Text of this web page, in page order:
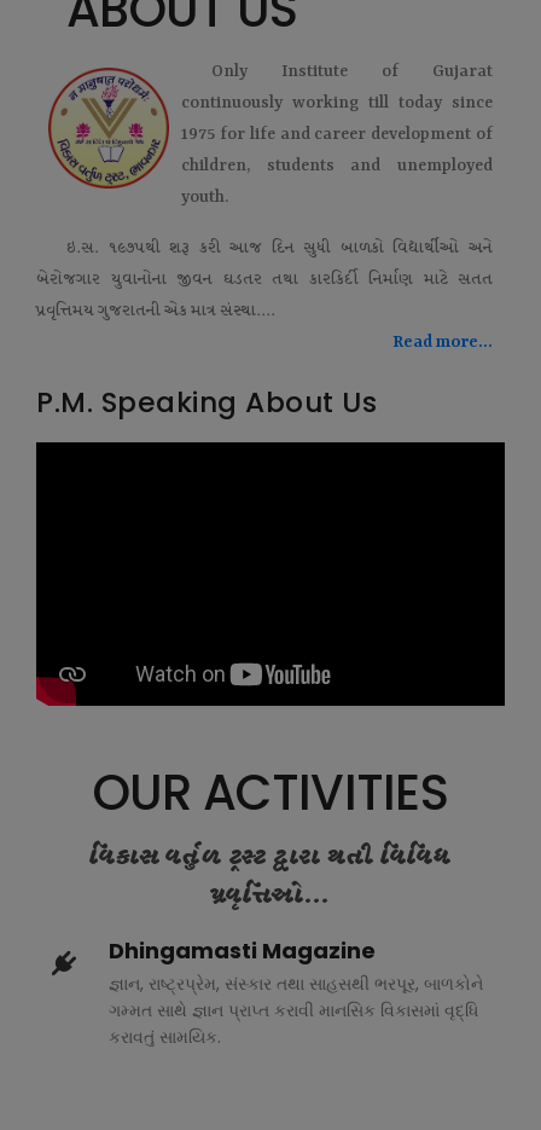
Only Institute of Gujarat
continuously working till today since
1975 for life and career development of
children, students and unemployed
youth.
ઇ.સ. ૧૯૭૫થી શરૂ કરી આજ દિન સુધી બાળકો વિદ્યાર્થીઓ અને
બેરોજગાર યુવાનોના જીવન ઘડતર તથા કારકિર્દી નિર્માણ માટે સતત
પ્રવૃત્તિમય ગુજરાતની એક માત્ર સંસ્થા....
Read more...
P.M. Speaking About Us
OUR ACTIVITIES
વિકાસ વર્તુળ ટ્રસ્ટ દ્વારા થતી વિવિધ
પ્રવૃત્તિઓ...
Dhingamasti Magazine
જ્ઞાન, રાષ્ટ્રપ્રેમ, સંસ્કાર તથા સાહસથી ભરપૂર, બાળકોને
ગમ્મત સાથે જ્ઞાન પ્રાપ્ત કરાવી માનસિક વિકાસમાં વૃદ્ધિ
કરાવતું સામયિક.